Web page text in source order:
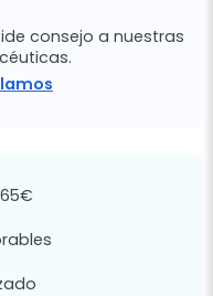
consejo a nuestras